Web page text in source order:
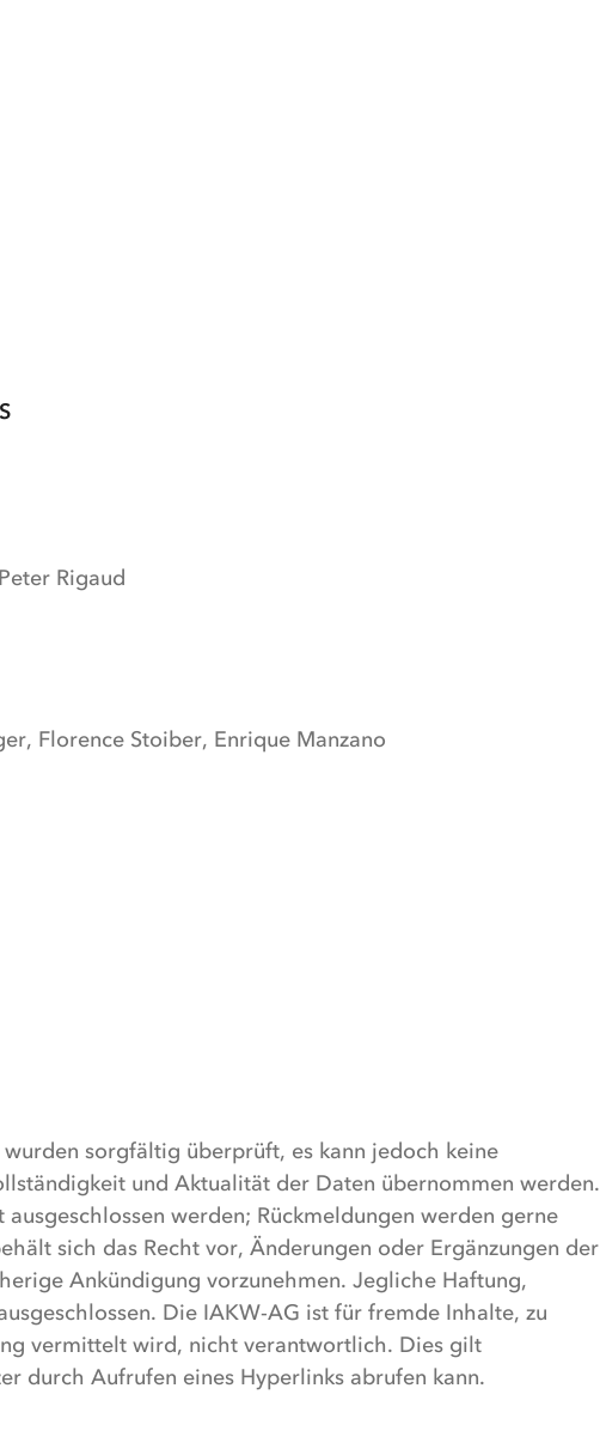
Rigaud
Florence Stoiber, Enrique Manzano
sorgfältig überprüft, es kann jedoch keine
und Aktualität der Daten übernommen werden.
werden; Rückmeldungen werden gerne
sich das Recht vor, Änderungen oder Ergänzungen der
Ankündigung vorzunehmen. Jegliche Haftung,
Die IAKW-AG ist für fremde Inhalte, zu
vermittelt wird, nicht verantwortlich. Dies gilt
durch Aufrufen eines Hyperlinks abrufen kann.